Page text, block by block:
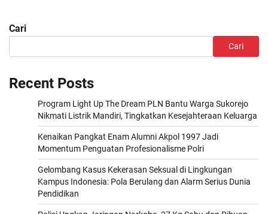
Cari
Cari
Recent Posts
Program Light Up The Dream PLN Bantu Warga Sukorejo
Nikmati Listrik Mandiri, Tingkatkan Kesejahteraan Keluarga
Kenaikan Pangkat Enam Alumni Akpol 1997 Jadi
Momentum Penguatan Profesionalisme Polri
Gelombang Kasus Kekerasan Seksual di Lingkungan
Kampus Indonesia: Pola Berulang dan Alarm Serius Dunia
Pendidikan